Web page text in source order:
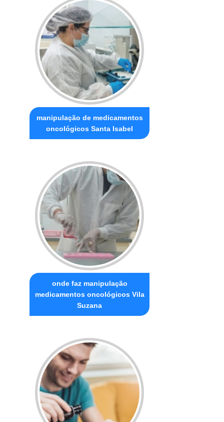
manipulação de medicamentos
oncológicos Santa Isabel
onde faz manipulação
medicamentos oncológicos Vila
Suzana